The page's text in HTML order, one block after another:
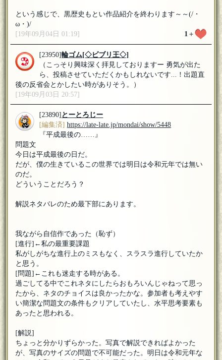
という感じで、黒歴史もとい作品紹介を終わります～～(/・
ω・)/
[19年09月04日 01:19]
1 ＋
[23950]輪ゴム[◇ビブリ王◇]
（こっそり興味深く拝見しておりますー 勇気が出た
ら、投稿させていただくかもしれないです...！出題直
後の反省会とかしたい時がありそう。）
[19年09月03日 20:57]
[23890]とーとろじー
[編集済] https://late-late.jp/mondai/show/5448
『平成最後の……』
問題文
今日は平成最後の日だ。
だが、僕の生きているこの世界では明日は令和元年では無い
のだ。
どういうことだろう？
解説ネタバレのため最下部にあります。
我ながら自信作であった（恥ず）
[進行]←私の最重要課題
私がしがちな進行上のミスもなく、スラスラ進行していたか
と思う。
[問題]←これも迷走する時がある。
過ごしてる中でこれネタにしたらおもろいんじゃねって思っ
たから、ネタのチョイスは良かったかな。参加者も考えやす
い簡潔な問題文の条件もクリアしていたし、水平思考要素も
あったと思われる。
[解説]
ちょっと分かりずらかった。写真で解説できればよかった
が、写真のサイズの問題で不可能だった。明日は令和元年な